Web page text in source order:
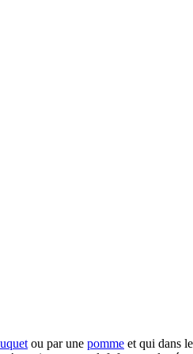
ou par une pomme et qui dans